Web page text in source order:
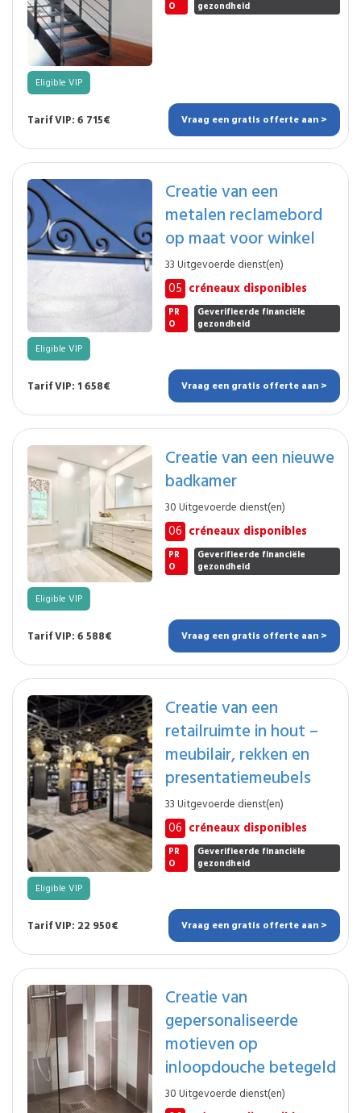
O gezondheid
Eligible VIP
Tarif VIP: 6 715€ Vraag een gratis offerte aan >
Creatie van een
metalen reclamebord
op maat voor winkel
33 Uitgevoerde dienst(en)
05 créneaux disponibles
PR
O
Geverifieerde financiële
gezondheid
Eligible VIP
Tarif VIP: 1 658€ Vraag een gratis offerte aan >
Creatie van een nieuwe
badkamer
30 Uitgevoerde dienst(en)
06 créneaux disponibles
PR
O
Geverifieerde financiële
gezondheid
Eligible VIP
Tarif VIP: 6 588€ Vraag een gratis offerte aan >
Creatie van een
retailruimte in hout –
meubilair, rekken en
presentatiemeubels
33 Uitgevoerde dienst(en)
06 créneaux disponibles
PR
O
Geverifieerde financiële
gezondheid
Eligible VIP
Tarif VIP: 22 950€ Vraag een gratis offerte aan >
Creatie van
gepersonaliseerde
motieven op
inloopdouche betegeld
30 Uitgevoerde dienst(en)